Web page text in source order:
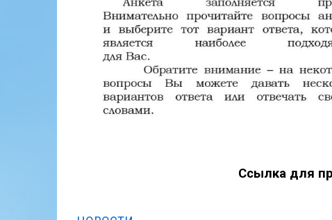
Ссылка для